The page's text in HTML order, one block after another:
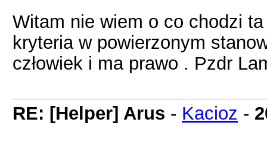
Witam nie wiem o co chodzi
kryteria w powierzonym
człowiek i ma prawo . Pzdr
RE: [Helper] Arus - Kacioz -